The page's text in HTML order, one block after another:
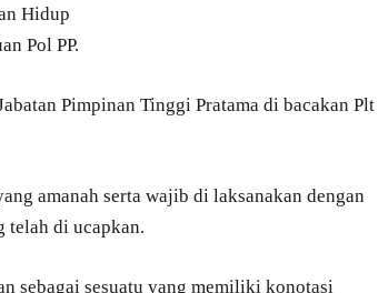
Hidup
Pol PP.
Pimpinan Tinggi Pratama di bacakan Plt
amanah serta wajib di laksanakan dengan
telah di ucapkan.
sebagai sesuatu yang memiliki konotasi